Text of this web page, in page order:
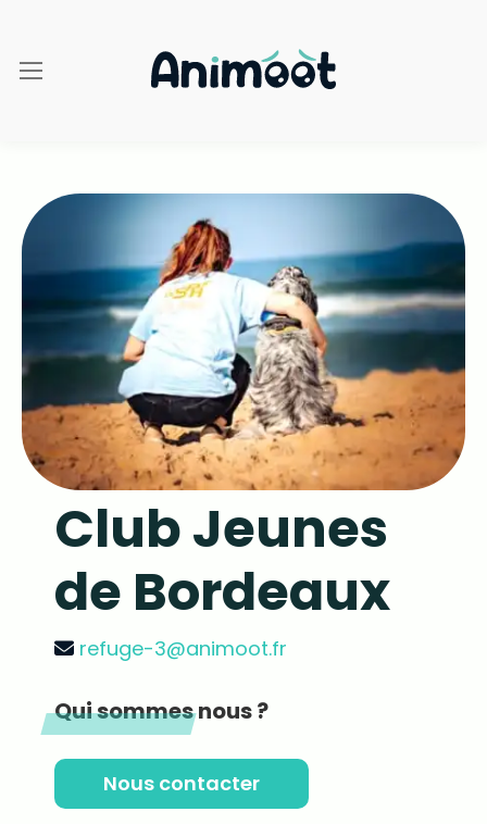
Club Jeunes
de Bordeaux
refuge-3@animoot.fr
Qui sommes nous ?
Nous contacter